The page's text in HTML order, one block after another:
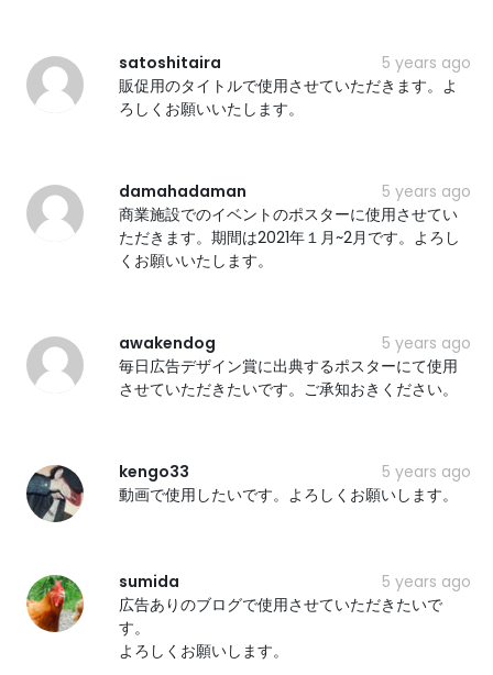
satoshitaira
5 years ago
販促用のタイトルで使用させていただきます。よ
ろしくお願いいたします。
damahadaman
5 years ago
商業施設でのイベントのポスターに使用させてい
ただきます。期間は2021年１月~2月です。よろし
くお願いいたします。
awakendog
5 years ago
毎日広告デザイン賞に出典するポスターにて使用
させていただきたいです。ご承知おきください。
kengo33
5 years ago
動画で使用したいです。よろしくお願いします。
sumida
5 years ago
広告ありのブログで使用させていただきたいで
す。
よろしくお願いします。